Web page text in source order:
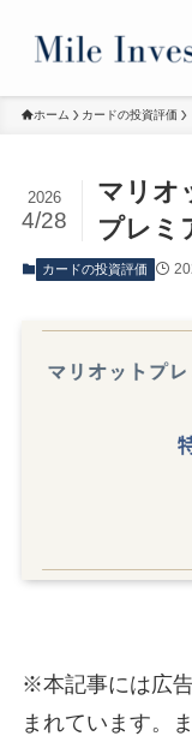
ホーム カードの投資評価
マリオ
プレミ
2026
4/28
カードの投資評価
※本記事には広
まれています。